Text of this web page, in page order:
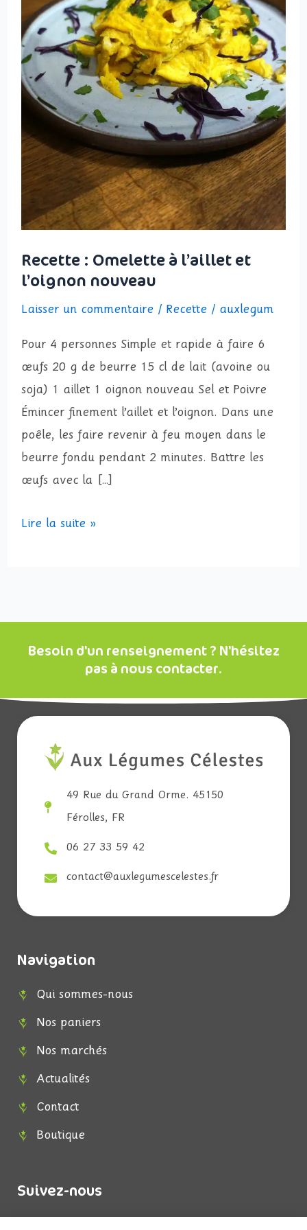
Recette : Omelette à l’aillet et
l’oignon nouveau
Laisser un commentaire / Recette / auxlegum
Pour 4 personnes Simple et rapide à faire 6
œufs 20 g de beurre 15 cl de lait (avoine ou
soja) 1 aillet 1 oignon nouveau Sel et Poivre
Émincer finement l’aillet et l’oignon. Dans une
poêle, les faire revenir à feu moyen dans le
beurre fondu pendant 2 minutes. Battre les
œufs avec la […]
l’oignon
nouveau
Lire la suite »
Besoin d'un renseignement ? N'hésitez
pas à nous contacter.
49 Rue du Grand Orme. 45150
Férolles, FR
06 27 33 59 42
contact@auxlegumescelestes.fr
Navigation
Qui sommes-nous
Nos paniers
Nos marchés
Actualités
Contact
Boutique
Suivez-nous
F
I